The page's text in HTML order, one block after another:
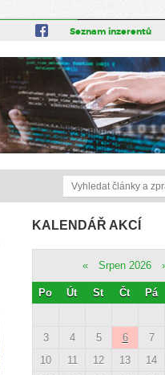
Seznam inzerentů
KALENDÁŘ AKCÍ
« Srpen 2026
Po Út St Čt Pá
3
4 5 6 7
10
11 12 13 14